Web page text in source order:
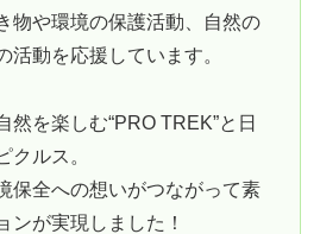
物や環境の保護活動、自然の
活動を応援しています。
然を楽しむ“PRO TREK”と日
クルス。
保全への想いがつながって素
ンが実現しました！